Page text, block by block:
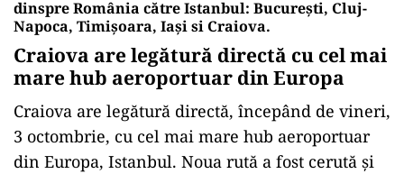
dinspre România către Istanbul: București, Cluj-
Napoca, Timișoara, Iași si Craiova.
Craiova are legătură directă cu cel mai
mare hub aeroportuar din Europa
Craiova are legătură directă, începând de vineri,
3 octombrie, cu cel mai mare hub aeroportuar
din Europa, Istanbul. Noua rută a fost cerută și